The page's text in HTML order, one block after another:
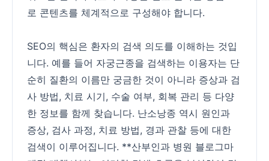
로 콘텐츠를 체계적으로 구성해야 합니다.
SEO의 핵심은 환자의 검색 의도를 이해하는 것입
니다. 예를 들어 자궁근종을 검색하는 이용자는 단
순히 질환의 이름만 궁금한 것이 아니라 증상과 검
사 방법, 치료 시기, 수술 여부, 회복 관리 등 다양
한 정보를 함께 찾습니다. 난소낭종 역시 원인과
증상, 검사 과정, 치료 방법, 경과 관찰 등에 대한
검색이 이루어집니다. **산부인과 병원 블로그마